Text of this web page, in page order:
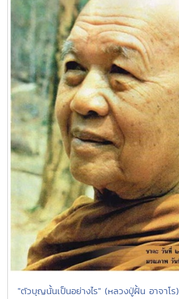
"ตัวบุญนั้นเป็นอย่างไร" (หลวงปู่ฝั้น อาจาโร)